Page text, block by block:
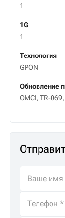
1
1G
1
Технология
GPON
Обновление
OMCI, TR-069,